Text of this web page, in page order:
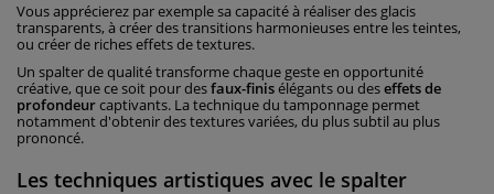
Vous apprécierez par exemple sa capacité à réaliser des glacis
transparents, à créer des transitions harmonieuses entre les teintes,
ou créer de riches effets de textures.
Un spalter de qualité transforme chaque geste en opportunité
créative, que ce soit pour desfaux-finisélégants ou deseffets de
profondeurcaptivants. La technique du tamponnage permet
notamment d'obtenir des textures variées, du plus subtil au plus
prononcé.
Les techniques artistiques avec le spalter